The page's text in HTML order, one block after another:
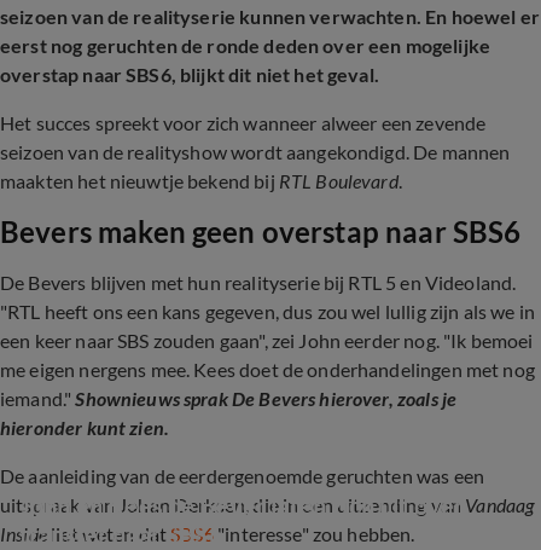
seizoen van de realityserie kunnen verwachten. En hoewel er
eerst nog geruchten de ronde deden over een mogelijke
overstap naar SBS6, blijkt dit niet het geval.
Het succes spreekt voor zich wanneer alweer een zevende
seizoen van de realityshow wordt aangekondigd. De mannen
maakten het nieuwtje bekend bij RTL Boulevard.
Bevers maken geen overstap naar SBS6
De Bevers blijven met hun realityserie bij RTL 5 en Videoland.
"RTL heeft ons een kans gegeven, dus zou wel lullig zijn als we in
een keer naar SBS zouden gaan", zei John eerder nog. "Ik bemoei
me eigen nergens mee. Kees doet de onderhandelingen met nog
iemand."Shownieuws sprak De Bevers hierover, zoals je
hieronder kunt zien.
De aanleiding van de eerdergenoemde geruchten was een
uitspraak van Johan Derksen, die in een uitzending van Vandaag
Insideliet weten datSBS6"interesse" zou hebben.
John en Kees de Bever laten zich uit over
transfer naar SBS6